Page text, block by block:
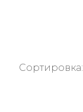
Сортировка: